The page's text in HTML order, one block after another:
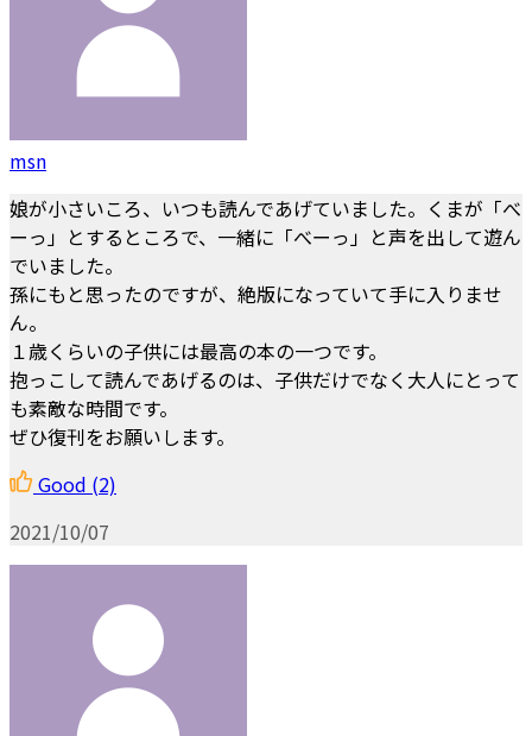
msn
娘が小さいころ、いつも読んであげていました。くまが「べ
ーっ」とするところで、一緒に「べーっ」と声を出して遊ん
でいました。
孫にもと思ったのですが、絶版になっていて手に入りませ
ん。
１歳くらいの子供には最高の本の一つです。
抱っこして読んであげるのは、子供だけでなく大人にとって
も素敵な時間です。
ぜひ復刊をお願いします。
Good (2)
2021/10/07